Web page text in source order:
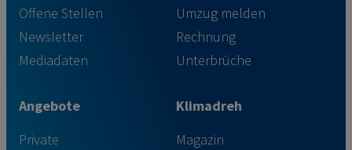
Offene Stellen
Newsletter
Mediadaten
Umzug melden
Rechnung
Unterbrüche
Angebote
Private
Klimadreh
Magazin